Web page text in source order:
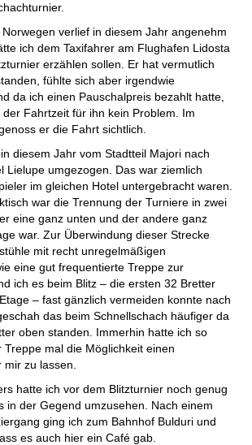
verlief in diesem Jahr angenehm
ich dem Taxifahrer am Flughafen Lidosta
erzählen sollen. Er hat vermutlich
fühlte sich aber irgendwie
da ich einen Pauschalpreis bezahlt hatte,
Fahrtzeit für ihn kein Problem. Im
er die Fahrt sichtlich.
diesem Jahr vom Stadtteil Majori nach
Lielupe umgezogen. Das war ziemlich
im gleichen Hotel untergebracht waren.
war die Trennung der Turniere in zwei
eine ganz unten und der andere ganz
war. Zur Überwindung dieser Strecke
mit recht unregelmäßigen
eine gut frequentierte Treppe zur
ich es beim Blitz – die ersten 32 Bretter
– fast gänzlich vermeiden konnte nach
das beim Schnellschach häufiger da
oben standen. Immerhin hatte ich so
Treppe mal die Möglichkeit einen
zu lassen.
hatte ich vor dem Blitzturnier noch genug
in der Gegend umzusehen. Nach einem
ging ich zum Bahnhof Bulduri und
es auch hier ein Café gab.